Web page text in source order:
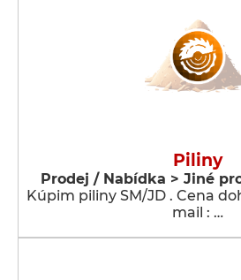
Piliny
Prodej / Nabídka > Jiné
Kúpim piliny SM/JD . Cena
mail : …